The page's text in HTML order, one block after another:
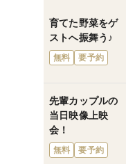
育てた野菜をゲ
ストへ振舞う♪
無料 要予約
先輩カップルの
当日映像上映
会！
無料 要予約